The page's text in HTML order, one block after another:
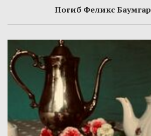
Погиб Феликс